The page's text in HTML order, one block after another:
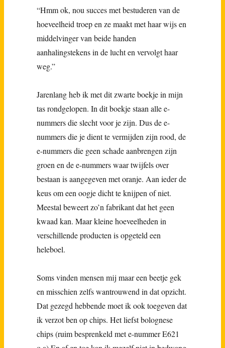
“Hmm ok, nou succes met bestuderen van de
hoeveelheid troep en ze maakt met haar wijs en
middelvinger van beide handen
aanhalingstekens in de lucht en vervolgt haar
weg.”
Jarenlang heb ik met dit zwarte boekje in mijn
tas rondgelopen. In dit boekje staan alle e-
nummers die slecht voor je zijn. Dus de e-
nummers die je dient te vermijden zijn rood, de
e-nummers die geen schade aanbrengen zijn
groen en de e-nummers waar twijfels over
bestaan is aangegeven met oranje. Aan ieder de
keus om een oogje dicht te knijpen of niet.
Meestal beweert zo’n fabrikant dat het geen
kwaad kan. Maar kleine hoeveelheden in
verschillende producten is opgeteld een
heleboel.
Soms vinden mensen mij maar een beetje gek
en misschien zelfs wantrouwend in dat opzicht.
Dat gezegd hebbende moet ik ook toegeven dat
ik verzot ben op chips. Het liefst bolognese
chips (ruim besprenkeld met e-nummer E621